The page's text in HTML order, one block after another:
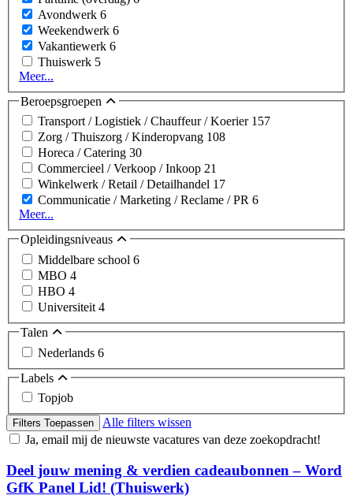
Avondwerk 6
Weekendwerk 6
Vakantiewerk 6
Thuiswerk 5
Meer...
Beroepsgroepen
Transport / Logistiek / Chauffeur / Koerier 157
Zorg / Thuiszorg / Kinderopvang 108
Horeca / Catering 30
Commercieel / Verkoop / Inkoop 21
Winkelwerk / Retail / Detailhandel 17
Communicatie / Marketing / Reclame / PR 6
Meer...
Opleidingsniveaus
Middelbare school 6
MBO 4
HBO 4
Universiteit 4
Talen
Nederlands 6
Labels
Topjob
Filters Toepassen
Alle filters wissen
Ja, email mij de nieuwste vacatures van deze zoekopdracht!
Deel jouw mening & verdien cadeaubonnen – Word
GfK Panel Lid! (Thuiswerk)